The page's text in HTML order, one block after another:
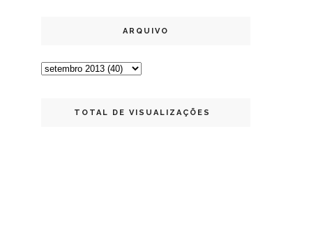
ARQUIVO
TOTAL DE VISUALIZAÇÕES